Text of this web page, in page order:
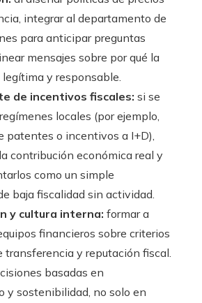
integrar al departamento de
para anticipar preguntas
mensajes sobre por qué la
y responsable.
de incentivos fiscales: si se
locales (por ejemplo,
patentes o incentivos a I+D),
contribución económica real y
como un simple
baja fiscalidad sin actividad.
y cultura interna: formar a
financieros sobre criterios
transferencia y reputación fiscal.
basadas en
y sostenibilidad, no solo en